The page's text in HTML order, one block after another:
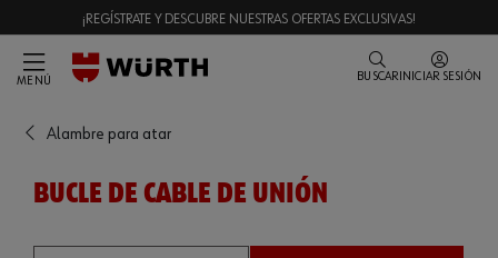
¡REGÍSTRATE Y DESCUBRE NUESTRAS OFERTAS EXCLUSIVAS!
MENÚ BUSCAR INICIAR SESIÓN
Alambre para atar
BUCLE DE CABLE DE UNIÓN